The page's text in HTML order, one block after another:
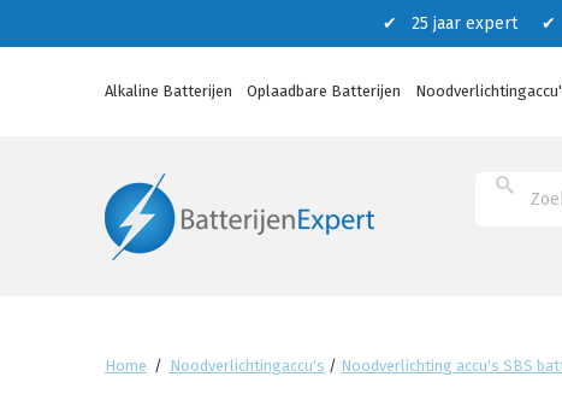
✔ 25 jaar expert ✔
Alkaline Batterijen Oplaadbare Batterijen
Home / Noodverlichtingaccu's / Noodverlichting accu's SBS